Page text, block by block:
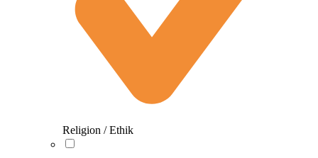
Religion / Ethik